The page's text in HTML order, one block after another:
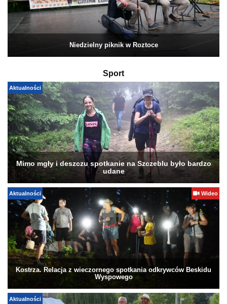
Niedzielny piknik w Roztoce
Sport
Aktualności
Mimo mgły i deszczu spotkanie na Szczeblu było bardzo
udane
Aktualności Wideo
Kostrza. Relacja z wieczornego spotkania odkrywców Beskidu
Wyspowego
Aktualności